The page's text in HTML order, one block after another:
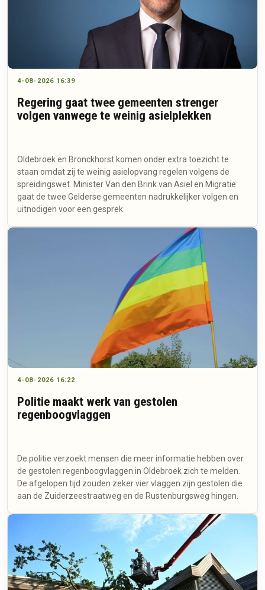
4-08-2026 16:39
Regering gaat twee gemeenten strenger
volgen vanwege te weinig asielplekken
Oldebroek en Bronckhorst komen onder extra toezicht te
staan omdat zij te weinig asielopvang regelen volgens de
spreidingswet. Minister Van den Brink van Asiel en Migratie
gaat de twee Gelderse gemeenten nadrukkelijker volgen en
uitnodigen voor een gesprek.
4-08-2026 16:22
Politie maakt werk van gestolen
regenboogvlaggen
De politie verzoekt mensen die meer informatie hebben over
de gestolen regenboogvlaggen in Oldebroek zich te melden.
De afgelopen tijd zouden zeker vier vlaggen zijn gestolen die
aan de Zuiderzeestraatweg en de Rustenburgsweg hingen.